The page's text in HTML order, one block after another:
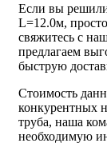
Если вы
L=12.0м,
свяжитесь с
предлагаем
быструю
Стоимость
конкурентных
труба, наша
необходимую